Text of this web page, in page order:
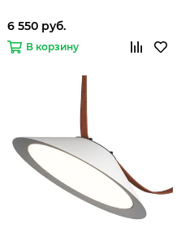
6 550 руб.
В корзину